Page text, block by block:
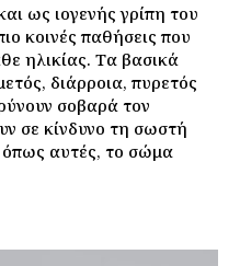
ως ιογενής γρίπη του
κοινές παθήσεις που
ηλικίας. Τα βασικά
διάρροια, πυρετός
σοβαρά τον
σε κίνδυνο τη σωστή
αυτές, το σώμα